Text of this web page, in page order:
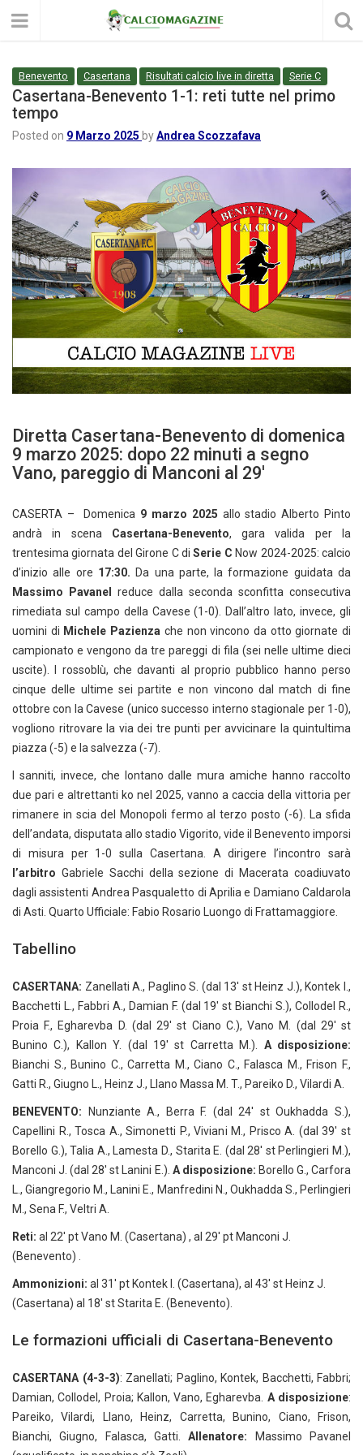
Benevento Casertana Risultati calcio live in diretta Serie C
Casertana-Benevento 1-1: reti tutte nel primo
tempo
Posted on 9 Marzo 2025 byAndrea Scozzafava
Diretta Casertana-Benevento di domenica
9 marzo 2025: dopo 22 minuti a segno
Vano, pareggio di Manconi al 29′
CASERTA – Domenica 9 marzo 2025 allo stadio Alberto Pinto
andrà in scena Casertana-Benevento, gara valida per la
trentesima giornata del Girone C diSerie C Now 2024-2025: calcio
d’inizio alle ore 17:30. Da una parte, la formazione guidata da
Massimo Pavanel
reduce dalla seconda sconfitta consecutiva
rimediata sul campo della Cavese (1-0). Dall’altro lato, invece, gli
uomini di Michele Pazienza che non vincono da otto giornate di
campionato e vengono da tre pareggi di fila (sei nelle ultime dieci
uscite). I rossoblù, che davanti al proprio pubblico hanno perso
cinque delle ultime sei partite e non vincono dal match di fine
ottobre con la Cavese (unico successo interno stagionale per 1-0),
vogliono ritrovare la via dei tre punti per avvicinare la quintultima
piazza (-5) e la salvezza (-7).
I sanniti, invece, che lontano dalle mura amiche hanno raccolto
due pari e altrettanti ko nel 2025, vanno a caccia della vittoria per
rimanere in scia del Monopoli fermo al terzo posto (-6). La sfida
dell’andata, disputata allo stadio Vigorito, vide il Benevento imporsi
di misura per 1-0 sulla Casertana. A dirigere l’incontro sarà
l’arbitro Gabriele Sacchi della sezione di Macerata coadiuvato
dagli assistenti Andrea Pasqualetto di Aprilia e Damiano Caldarola
di Asti. Quarto Ufficiale: Fabio Rosario Luongo di Frattamaggiore.
Tabellino
CASERTANA: Zanellati A., Paglino S. (dal 13′ st Heinz J.), Kontek I.,
Bacchetti L., Fabbri A., Damian F. (dal 19′ st Bianchi S.), Collodel R.,
Proia F., Egharevba D. (dal 29′ st Ciano C.), Vano M. (dal 29′ st
Bunino C.), Kallon Y. (dal 19′ st Carretta M.). A disposizione:
Bianchi S., Bunino C., Carretta M., Ciano C., Falasca M., Frison F.,
Gatti R., Giugno L., Heinz J., Llano Massa M. T., Pareiko D., Vilardi A.
BENEVENTO: Nunziante A., Berra F. (dal 24′ st Oukhadda S.),
Capellini R., Tosca A., Simonetti P., Viviani M., Prisco A. (dal 39′ st
Borello G.), Talia A., Lamesta D., Starita E. (dal 28′ st Perlingieri M.),
Manconi J. (dal 28′ st Lanini E.). A disposizione: Borello G., Carfora
L., Giangregorio M., Lanini E., Manfredini N., Oukhadda S., Perlingieri
M., Sena F., Veltri A.
Reti: al 22′ pt Vano M. (Casertana) , al 29′ pt Manconi J.
(Benevento) .
Ammonizioni: al 31′ pt Kontek I. (Casertana), al 43′ st Heinz J.
(Casertana) al 18′ st Starita E. (Benevento).
Le formazioni ufficiali di Casertana-Benevento
CASERTANA (4-3-3): Zanellati; Paglino, Kontek, Bacchetti, Fabbri;
Damian, Collodel, Proia; Kallon, Vano, Egharevba. A disposizione:
Pareiko, Vilardi, Llano, Heinz, Carretta, Bunino, Ciano, Frison,
Bianchi, Giugno, Falasca, Gatti.Allenatore:
Massimo Pavanel